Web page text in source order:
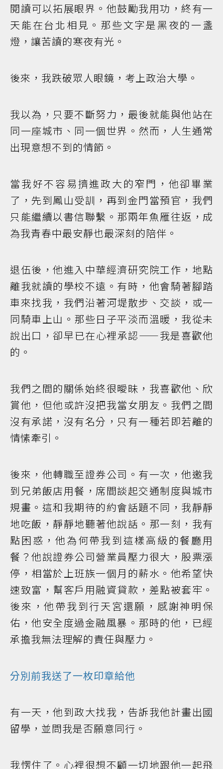
閱讀可以拓展眼界。他鼓勵我用功，終有一
天能在台北相見。那些文字是黑夜的一盞
燈，讓苦讀的寒夜有光。
後來，我跌破眾人眼鏡，考上政治大學。
我以為，只要不斷努力，最後就能與他站在
同一座城市、同一個世界。然而，人生通常
出現意想不到的情節。
當我好不容易擠進政大的窄門，他卻畢業
了，先到鳳山受訓，再到金門當預官，我們
只能繼續以書信聯繫。那兩年魚雁往返，成
為我青春中最安靜也最深刻的陪伴。
退伍後，他進入中華經濟研究院工作，地點
離我就讀的學校不遠。有時，他會騎著腳踏
車來找我，我們沿著河堤散步、交談，或一
同騎車上山。那些日子平淡而溫暖，我從未
說出口，卻早已在心裡承認——我是喜歡他
的。
我們之間的關係始終很曖昧，我喜歡他、欣
賞他，但他或許沒把我當女朋友。我們之間
沒有承諾，沒有名分，只有一種若即若離的
情愫牽引。
後來，他轉職至證券公司。有一次，他邀我
到兄弟飯店用餐，席間談起交通制度與城市
規畫。這和我期待的約會話題不同，我靜靜
地吃飯，靜靜地聽著他說話。那一刻，我有
點困惑，他為何帶我到這樣高級的餐廳用
餐？他說證券公司營業員壓力很大，股票漲
停，相當於上班族一個月的薪水。他希望快
速致富，幫客戶用融資貸款，差點被套牢。
後來，他帶我到行天宮還願，感謝神明保
佑，他安全度過金融風暴。那時的他，已經
承擔我無法理解的責任與壓力。
分別前我送了一枚印章給他
有一天，他到政大找我，告訴我他計畫出國
留學，並問我是否願意同行。
我愣住了。心裡很想不顧一切地跟他一起飛